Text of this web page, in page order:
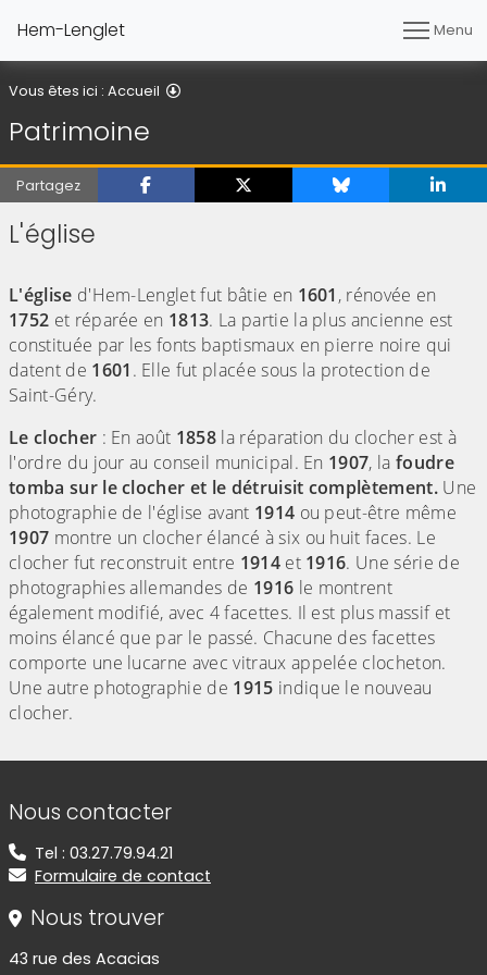
Hem-Lenglet Menu
Vous êtes ici : Accueil
Patrimoine
Partagez
L'église
L'église d'Hem-Lenglet fut bâtie en 1601 , rénovée en
1752 et réparée en 1813. La partie la plus ancienne est
constituée par les fonts baptismaux en pierre noire qui
datent de 1601 . Elle fut placée sous la protection de
Saint-Géry.
Le clocher : En août 1858 la réparation du clocher est à
l'ordre du jour au conseil municipal. En 1907, lafoudre
tomba sur le clocher et le détruisit complètement. Une
photographie de l'église avant 1914 ou peut-être même
1907 montre un clocher élancé à six ou huit faces. Le
clocher fut reconstruit entre 1914et 1916. Une série de
photographies allemandes de 1916 le montrent
également modifié, avec 4 facettes. Il est plus massif et
moins élancé que par le passé. Chacune des facettes
comporte une lucarne avec vitraux appelée clocheton.
Une autre photographie de 1915 indique le nouveau
clocher.
Informations de contact
Nous contacter
Tel : 03.27.79.94.21
Formulaire de contact
Nous trouver
43 rue des Acacias